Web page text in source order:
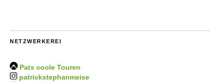
NETZWERKEREI
Pats coole Touren
patrickstephanmeise